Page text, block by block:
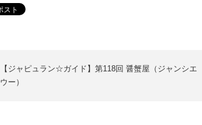
【ジャピュラン☆ガイド】第118回 醤蟹屋（ジャンシエ
ウー）